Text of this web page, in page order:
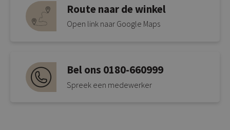
Route naar de winkel
Open link naar Google Maps
Bel ons 0180-660999
Spreek een medewerker